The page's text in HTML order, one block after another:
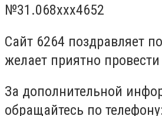
№31.068xxx4652
Сайт 6264 поздравляет
желает приятно
За дополнительной
обращайтесь по